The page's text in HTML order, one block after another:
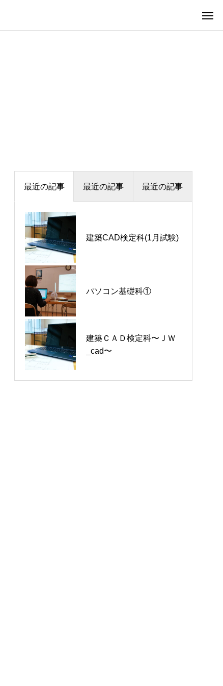
最近の記事 最近の記事 最近の記事
建築CAD検定科(1月試験)
パソコン基礎科①
建築ＣＡＤ検定科〜ＪＷ
_cad〜
終了
基礎
パソコン基礎科①
JW_cad入門コース～
基礎
園芸 春科 ～竹垣教室～